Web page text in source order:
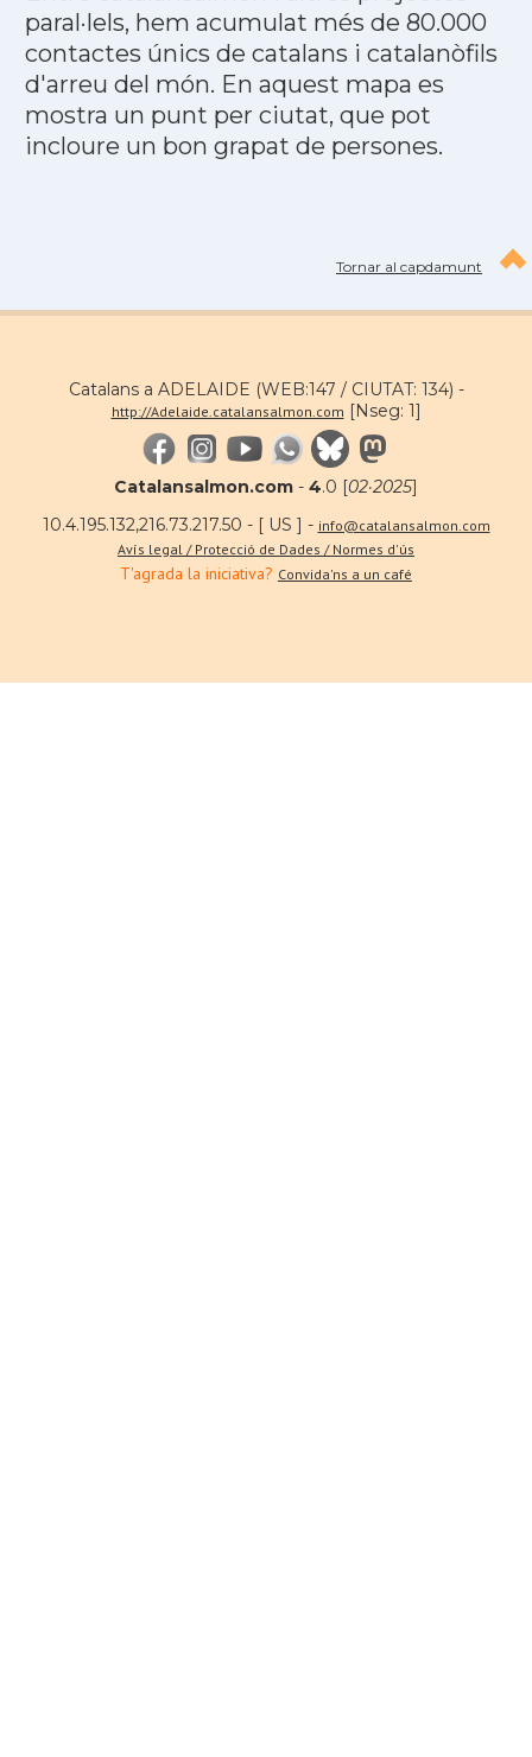
paral·lels, hem acumulat més de 80.000
contactes únics de catalans i catalanòfils
d'arreu del món. En aquest mapa es
mostra un punt per ciutat, que pot
incloure un bon grapat de persones.
Tornar al capdamunt
Catalans a ADELAIDE (WEB:147 / CIUTAT: 134) -
http://Adelaide.catalansalmon.com [Nseg: 1]
Catalansalmon.com - 4.0 [02·2025]
10.4.195.132,216.73.217.50 - [ US ] - info@catalansalmon.com
Avís legal / Protecció de Dades / Normes d'ús
T'agrada la iniciativa? Convida'ns a un café